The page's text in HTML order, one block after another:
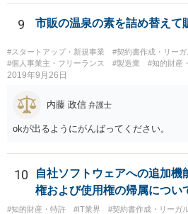
ます（実際、民法の原則では一方的な委
じて損害の補償をしなければならないと
そこで「これはうちの定型書式なので変
回答があれば、今後の信頼関係の構築を
して契約を見送られた方が良いように思い
9 市販の温泉の素を詰め替えて
#スタートアップ・新規事業
#契約書作成・リーガ
#個人事業主・フリーランス
#製造業 #知的財産
2019年9月26日
内藤 政信 弁護士
okが出るようにがんばってください。
10
自社ソフトウェアへの追加機
権および使用権の帰属につい
#知的財産・特許 #IT業界 #契約書作成・リーガ